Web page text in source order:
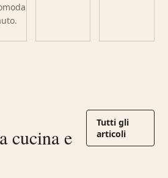
cucina e
Tutti gli
articoli